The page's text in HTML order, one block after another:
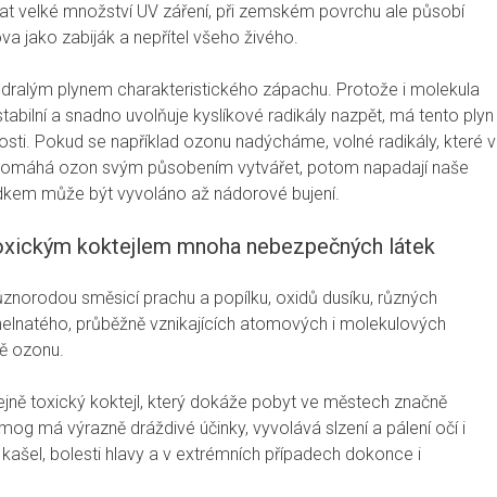
velké množství UV záření, při zemském povrchu ale působí
jako zabiják a nepřítel všeho živého.
plynem charakteristického zápachu. Protože i molekula
a snadno uvolňuje kyslíkové radikály nazpět, má tento plyn
Pokud se například ozonu nadýcháme, volné radikály, které v
ozon svým působením vytvářet, potom napadají naše
může být vyvoláno až nádorové bujení.
koktejlem mnoha nebezpečných látek
směsicí prachu a popílku, oxidů dusíku, různých
průběžně vznikajících atomových i molekulových
ozonu.
toxický koktejl, který dokáže pobyt ve městech značně
má výrazně dráždivé účinky, vyvolává slzení a pálení očí i
bolesti hlavy a v extrémních případech dokonce i